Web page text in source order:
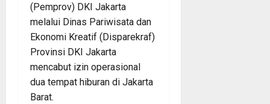
(Pemprov) DKI Jakarta
melalui Dinas Pariwisata dan
Ekonomi Kreatif (Disparekraf)
Provinsi DKI Jakarta
mencabut izin operasional
dua tempat hiburan di Jakarta
Barat.